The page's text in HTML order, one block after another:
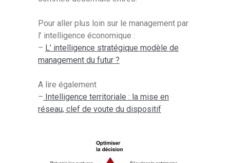
Pour aller plus loin sur le management par
l’ intelligence économique :
– L’ intelligence stratégique modèle de
management du futur ?
A lire également
– Intelligence territoriale : la mise en
réseau, clef de voute du dispositif